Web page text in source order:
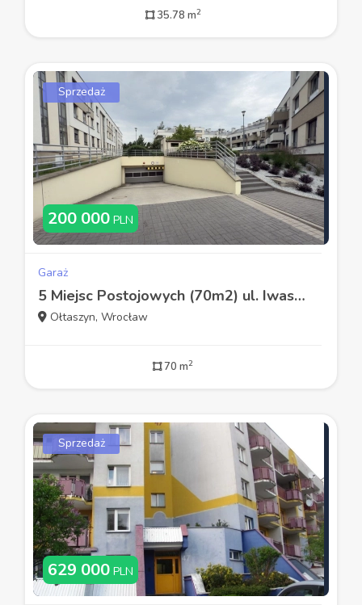
35.78 m2
Sprzedaż
200 000 PLN
Garaż
5 Miejsc Postojowych (70m2) ul. Iwaszkiewicza (Wrocław)
Ołtaszyn, Wrocław
70 m2
Sprzedaż
629 000 PLN